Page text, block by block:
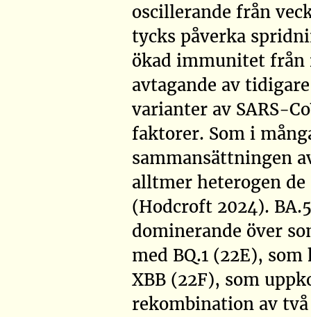
oscillerande från
tycks påverka
ökad immunitet från
avtagande av
varianter av SARS-
faktorer. Som i
sammansättningen
alltmer heterogen de
(Hodcroft 2024).
dominerande över
med BQ.1 (22E),
XBB (22F), som
rekombination av